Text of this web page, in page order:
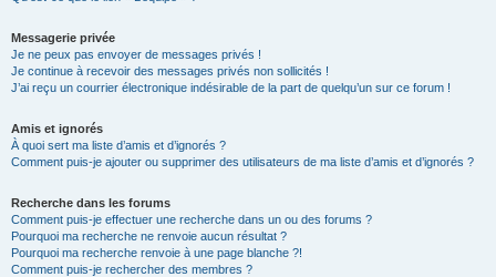
Messagerie privée
Je ne peux pas envoyer de messages privés !
Je continue à recevoir des messages privés non sollicités !
J’ai reçu un courrier électronique indésirable de la part de quelqu’un sur ce forum !
Amis et ignorés
À quoi sert ma liste d’amis et d’ignorés ?
Comment puis-je ajouter ou supprimer des utilisateurs de ma liste d’amis et d’ignorés ?
Recherche dans les forums
Comment puis-je effectuer une recherche dans un ou des forums ?
Pourquoi ma recherche ne renvoie aucun résultat ?
Pourquoi ma recherche renvoie à une page blanche ?!
Comment puis-je rechercher des membres ?